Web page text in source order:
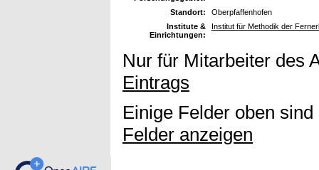
Standort:
Oberpfaffenhofen
Institute &
Einrichtungen:
Institut für Methodik der
Nur für Mitarbeiter des
Eintrags
Einige Felder oben
Felder anzeigen